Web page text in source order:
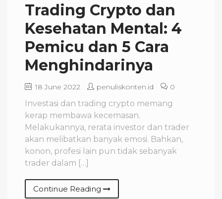
Trading Crypto dan
Kesehatan Mental: 4
Pemicu dan 5 Cara
Menghindarinya
18 June 2022 penuliskonten.id 0
Investasi dan trading crypto memang
kerap membawa kecemasan.
Melakukannya, rerata investor dan trader
akan melibatkan banyak emosi. Bahkan,
konon, profesi lain pun tidak sebanyak
trader dalam […]
Continue Reading